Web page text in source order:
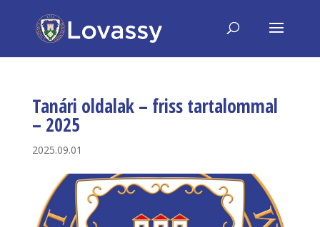
Tanári oldalak – friss tartalommal
– 2025
2025.09.01